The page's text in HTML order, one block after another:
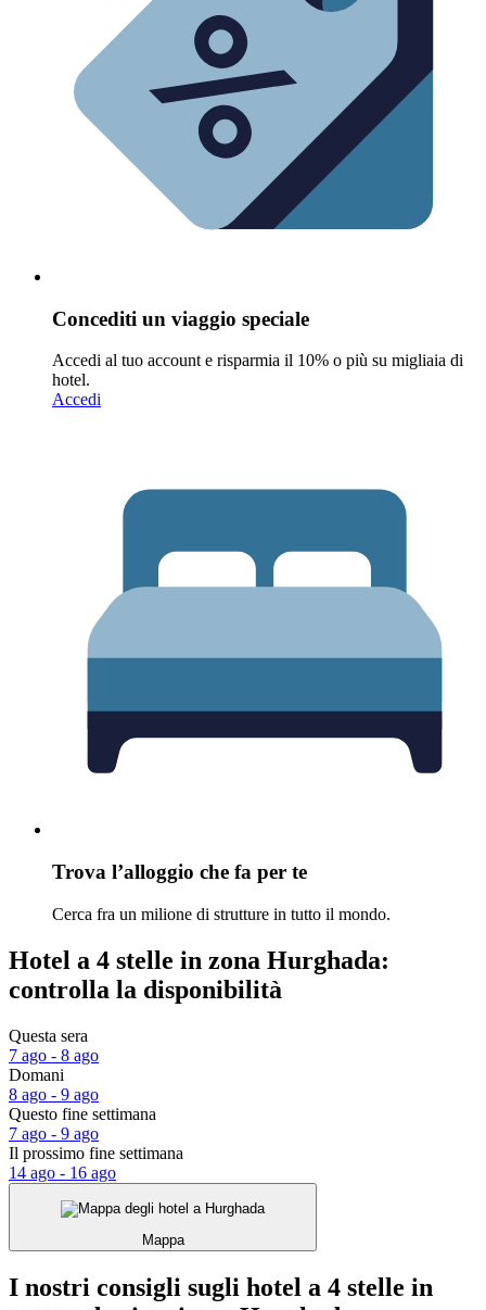
Concediti un viaggio speciale
Accedi al tuo account e risparmia il 10% o più su migliaia di
hotel.
Accedi
Trova l’alloggio che fa per te
Cerca fra un milione di strutture in tutto il mondo.
Hotel a 4 stelle in zona Hurghada:
controlla la disponibilità
Questa sera
7 ago - 8 ago
Domani
8 ago - 9 ago
Questo fine settimana
7 ago - 9 ago
Il prossimo fine settimana
14 ago - 16 ago
Mappa
I nostri consigli sugli hotel a 4 stelle in